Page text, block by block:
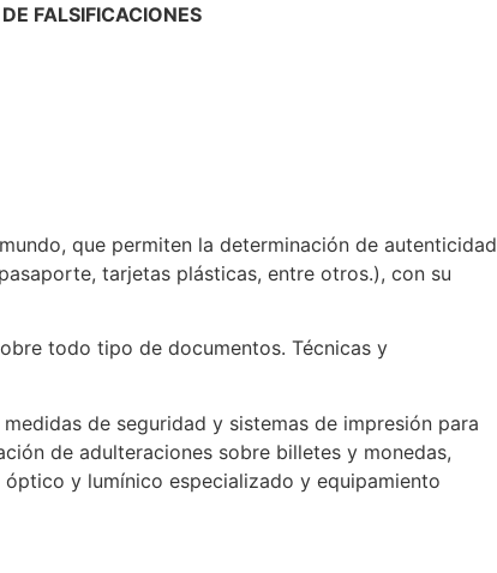
FALSIFICACIONES
que permiten la determinación de autenticidad
tarjetas plásticas, entre otros.), con su
todo tipo de documentos. Técnicas y
de seguridad y sistemas de impresión para
de adulteraciones sobre billetes y monedas,
y lumínico especializado y equipamiento